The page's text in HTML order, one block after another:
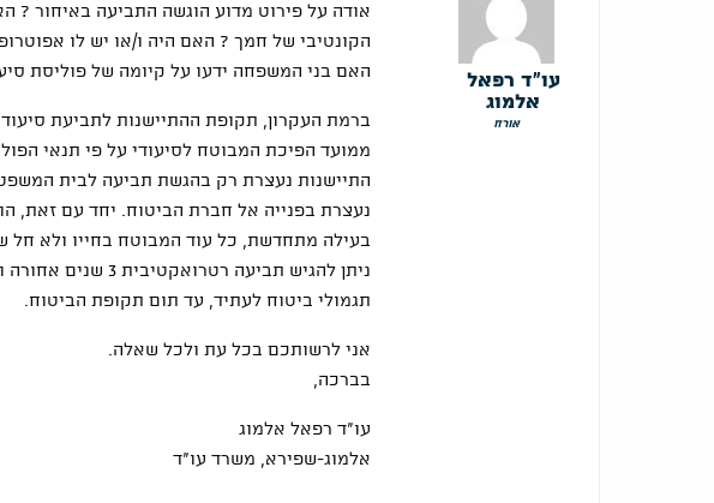
עו"ד רפאל
אלמוג
אורח
אודה על פירוט מדוע הוגשה התביעה באיחור ?
הקונטיבי של חמך ? האם היה ו/או יש לו
האם בני המשפחה ידעו על קיומה של פוליסת
ממועד הפיכת המבוטח לסיעודי על פי תנאי
התיישנות נעצרת רק בהגשת תביעה לבית
נעצרת בפנייה אל חברת הביטוח. יחד עם זאת,
בעילה מתחדשת, כל עוד המבוטח בחייו ולא חל
ניתן להגיש תביעה רטרואקטיבית
תגמולי ביטוח לעתיד, עד תום תקופת הביטוח.
אני לרשותכם בכל עת ולכל שאלה.
בברכה,
עו"ד רפאל אלמוג
אלמוג-שפירא, משרד עו"ד